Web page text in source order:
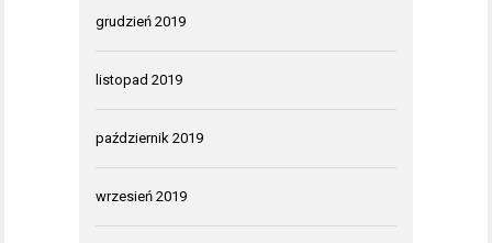
grudzień 2019
listopad 2019
październik 2019
wrzesień 2019